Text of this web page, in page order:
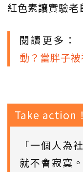
紅色素讓實驗老
閱讀更多：
動？當胖子
Take action
「一個人為
就不會寂寞